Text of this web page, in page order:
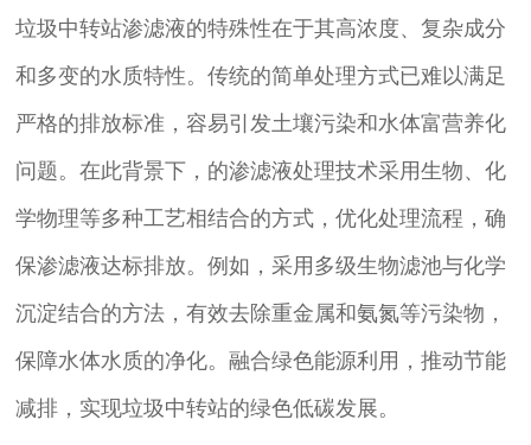
垃圾中转站渗滤液的特殊性在于其高浓度、复杂成分
和多变的水质特性。传统的简单处理方式已难以满足
严格的排放标准，容易引发土壤污染和水体富营养化
问题。在此背景下，的渗滤液处理技术采用生物、化
学物理等多种工艺相结合的方式，优化处理流程，确
保渗滤液达标排放。例如，采用多级生物滤池与化学
沉淀结合的方法，有效去除重金属和氨氮等污染物，
保障水体水质的净化。融合绿色能源利用，推动节能
减排，实现垃圾中转站的绿色低碳发展。